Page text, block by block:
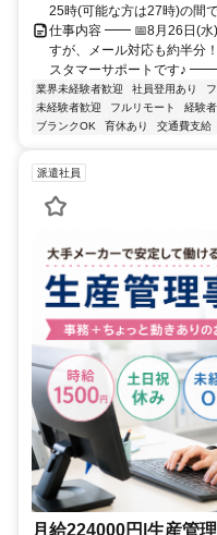
25時(可能な方は27時)の間
仕事内容 ━━ 📅8月26日(水
すが、メール対応も約半分
スタマーサポートで
業界未経験者歓迎 社員登用あり
未経験者歓迎
フルリモート 経験
ブランクOK
育休あり 交通費支給
派遣社員
月給224000円|生産管